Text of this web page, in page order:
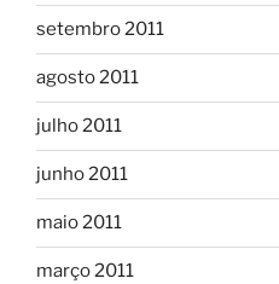
setembro 2011
agosto 2011
julho 2011
junho 2011
maio 2011
março 2011